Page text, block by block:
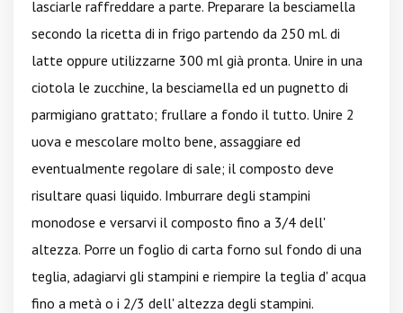
lasciarle raffreddare a parte. Preparare la besciamella
secondo la ricetta di in frigo partendo da 250 ml. di
latte oppure utilizzarne 300 ml già pronta. Unire in una
ciotola le zucchine, la besciamella ed un pugnetto di
parmigiano grattato; frullare a fondo il tutto. Unire 2
uova e mescolare molto bene, assaggiare ed
eventualmente regolare di sale; il composto deve
risultare quasi liquido. Imburrare degli stampini
monodose e versarvi il composto fino a 3/4 dell'
altezza. Porre un foglio di carta forno sul fondo di una
teglia, adagiarvi gli stampini e riempire la teglia d' acqua
fino a metà o i 2/3 dell' altezza degli stampini.